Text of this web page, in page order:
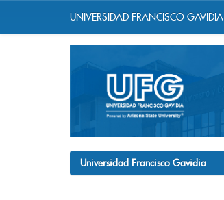
UNIVERSIDAD FRANCISCO GAVIDIA
Universidad Francisco Gavidia